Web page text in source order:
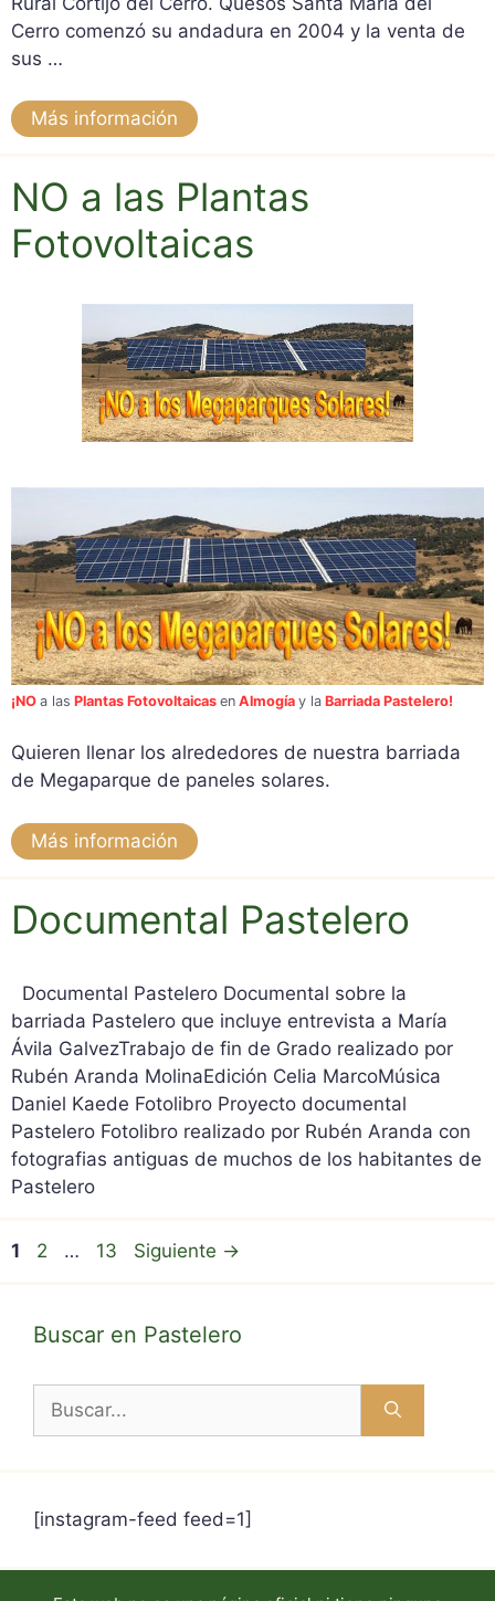
Cerro comenzó su andadura en 2004 y la venta de
sus …
Más información
NO a las Plantas
Fotovoltaicas
¡NO a las Plantas Fotovoltaicas en Almogía y la Barriada Pastelero!
Quieren llenar los alrededores de nuestra barriada
de Megaparque de paneles solares.
Más información
Documental Pastelero
Documental Pastelero Documental sobre la
barriada Pastelero que incluye entrevista a María
Ávila GalvezTrabajo de fin de Grado realizado por
Rubén Aranda MolinaEdición Celia MarcoMúsica
Daniel Kaede Fotolibro Proyecto documental
Pastelero Fotolibro realizado por Rubén Aranda con
fotografias antiguas de muchos de los habitantes de
Pastelero
Página
1 Página
2 … Página
13 Siguiente →
Buscar en Pastelero
[instagram-feed feed=1]